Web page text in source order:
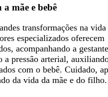
mãe e bebê
transformações na vida
especializados oferecem
acompanhando a
a pressão arterial,
com o bebê. Cuidado,
da vida da mãe e do filho.